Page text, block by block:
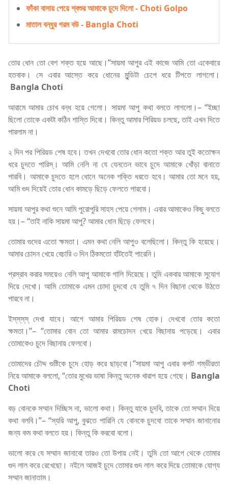
ফাঁকা বাসায় পেয়ে শ্বশুর আমাকে চুদে দিলো - Choti Golpo
মাতাল বন্ধুর গরম বউ - Bangla Choti
তোর ধোন তো বেশ শক্ত হয়ে আছে।”সায়মা আপুর এই কাজে আমি তো একেবারে
হতবাক। সে এবার আস্তে করে ধোনের মুন্ডিটা চেপে ধরে টিপতে লাগলো।
Bangla Choti
আরামে আমার চোখ বন্ধ হয়ে গেলো। সায়মা আপু কথা বলতে লাগলো।– “ইচ্ছা
ছিলো তোকে একটা কঠিন শাস্তি দিবো। কিন্তু আমার পিরিয়ড চলছে, তাই এখন দিতে
পারলাম না।
২ দিন পর পিরিয়ড শেষ হবে। তখন দেখবো তোর ধোন কতো শক্ত আর তুই কতোক্ষন
ধরে চুদতে পারিস্‌। আমি নেলি না যে যেনতেন ভাবে চুদে আমাকে খোঁড়া বানাতে
পারবি। আমাকে চুদতে হলে ধোনে অনেক শক্তি ধরতে হবে। আমার তো মনে হয়,
আমি গুদ দিয়েই তোর ধোন কামড়ে ছিড়ে ফেলতে পারবো।
সায়মা আপুর কথা শুনে আমি পুরোপুরি সাহস পেয়ে গেলাম। এবার আমাকেও কিছু বলতে
হয়।– “তাই নাকি সায়মা আপু? আমার ধোন ছিড়ে ফেলবে।
তোমার গুদের এতো ক্ষমতা। এমন কথা নেলি আপুও বলেছিলো। কিন্তু কি হয়েছে।
আমার চোদন খেয়ে বেচারি ৩ দিন ঠিকমতো হাঁটতেই পারেনি।
প্রস্রাব করার সময়েও নেলি আপু আমাকে গালি দিয়েছে। তুমি একবার আমাকে সুযোগ
দিয়ে দেখো। আমি তোমাকে এমন চোদা চুদবো যে তুমি ৭ দিন বিছানা থেকে উঠতে
পারবে না।
ইস্‌স্‌স্‌স্‌ দেখা যাবে। আগে আমার পিরিয়ড শেষ হোক। দেখবো তোর কতো
ক্ষমতা।”– “তোমার বোন তো আমার রামচোদন খেয়ে বিছানায় পড়েছে। এবার
তোমাকেও চুদে বিছানায় ফেলবো।
তোমাদের চৌদ্দ গুষ্টিকে চুদে হোড় করে ছাড়বো।”সায়মা আপু এবার কপট গম্ভীরতা
নিয়ে আমাকে বললো, “তোর মুখের ভাষা কিন্তু অনেক খারাপ হয়ে গেছে। Bangla
Choti
বড় বোনকে সম্মান দিচ্ছিস না, ভালো কথা। কিন্তু যাকে চুদবি, তাকে তো সম্মান দিয়ে
কথা বলবি।”– “স্যরি আপু, বুঝতে পারিনি যে বোনকে চুদবো তাকে সম্মান জানানোর
জন্য কম কথা বলতে হয়। কিন্তু কি করবো বলো।
ভালো করে যে সম্মান জানাবো তারও তো উপায় নেই। তুমি তো আগে থেকে তোমার
গুদ লাল করে রেখেছো। নইলে আজই চুদে তোমার গুদ লাল করে দিয়ে তোমাকে যোগ্য
সম্মান জানাতাম।